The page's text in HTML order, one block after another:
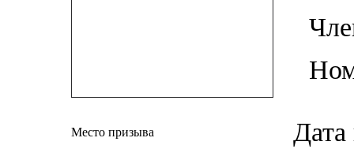
Место призыва Дата